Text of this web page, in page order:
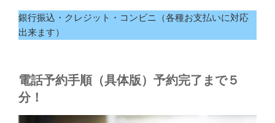
銀行振込・クレジット・コンビニ（各種お支払いに対応
出来ます）
電話予約手順（具体版）予約完了まで５
分！